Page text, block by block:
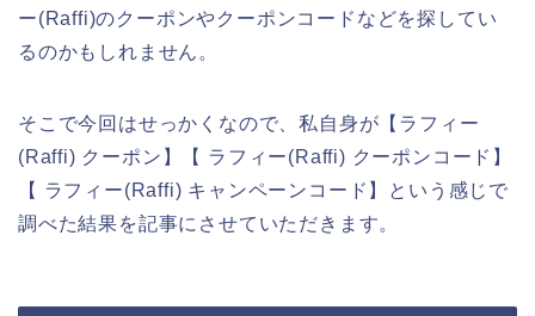
ー(Raffi)のクーポンやクーポンコードなどを探してい
るのかもしれません。
そこで今回はせっかくなので、私自身が【ラフィー
(Raffi) クーポン】【 ラフィー(Raffi) クーポンコード】
【 ラフィー(Raffi) キャンペーンコード】という感じで
調べた結果を記事にさせていただきます。